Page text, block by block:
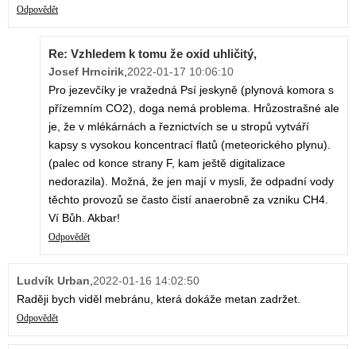
Odpovědět
Re: Vzhledem k tomu že oxid uhličitý,
Josef Hrncirik,2022-01-17 10:06:10
Pro jezevčíky je vražedná Psí jeskyně (plynová komora s
přízemním CO2), doga nemá problema. Hrůzostrašné ale
je, že v mlékárnách a řeznictvích se u stropů vytváří
kapsy s vysokou koncentrací flatů (meteorického plynu).
(palec od konce strany F, kam ještě digitalizace
nedorazila). Možná, že jen mají v mysli, že odpadní vody
těchto provozů se často čistí anaerobně za vzniku CH4.
Ví Bůh. Akbar!
Odpovědět
Ludvík Urban,2022-01-16 14:02:50
Raději bych viděl mebránu, která dokáže metan zadržet.
Odpovědět